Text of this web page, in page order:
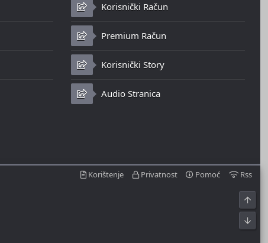
Korisnički Račun
Premium Račun
Korisnički Story
Audio Stranica
Korištenje Privatnost Pomoć Rss
Top